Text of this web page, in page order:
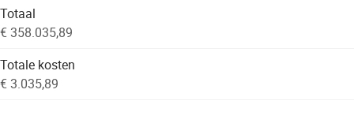
Totaal
€ 358.035,89
Totale kosten
€ 3.035,89